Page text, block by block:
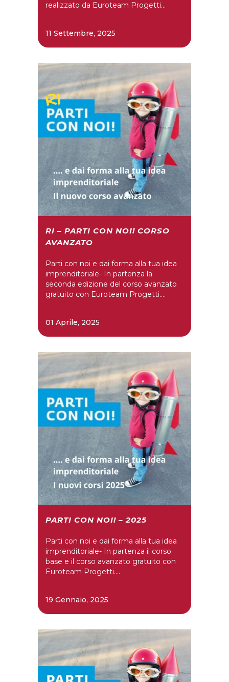
realizzato da Euroteam Progetti...
11 Settembre, 2025
RI – PARTI CON NOI! CORSO
AVANZATO
Parti con noi e dai forma alla tua idea
imprenditoriale- In partenza la
seconda edizione del corso avanzato
gratuito con Euroteam Progetti....
01 Aprile, 2025
PARTI CON NOI! – 2025
Parti con noi e dai forma alla tua idea
imprenditoriale- In partenza il corso
base e il corso avanzato gratuito con
Euroteam Progetti....
19 Gennaio, 2025